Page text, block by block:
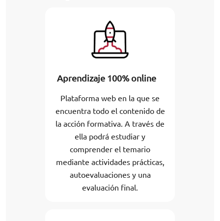
Aprendizaje 100% online
Plataforma web en la que se
encuentra todo el contenido de
la acción formativa. A través de
ella podrá estudiar y
comprender el temario
mediante actividades prácticas,
autoevaluaciones y una
evaluación final.